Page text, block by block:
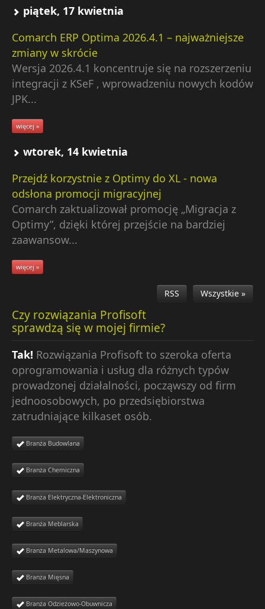
piątek, 17 kwietnia
Comarch ERP Optima 2026.4.1 – najważniejsze
zmiany w skrócie
Wersja 2026.4.1 koncentruje się na rozszerzeniu
integracji z KSeF , wprowadzeniu nowych kodów
JPK...
więcej »
wtorek, 14 kwietnia
Przejdź korzystnie z Optimy do XL - nowa
odsłona promocji migracyjnej
Comarch zaktualizował promocję „Migracja z
Optimy”, dzięki której przejście na bardziej
zaawansow...
więcej »
RSS Wszystkie »
Czy rozwiązania Profisoft
sprawdzą się w mojej firmie?
Tak! Rozwiązania Profisoft to szeroka oferta
oprogramowania i usług dla różnych typów
prowadzonej działalności, począwszy od firm
jednoosobowych, po przedsiębiorstwa
zatrudniające kilkaset osób.
Branża Budowlana
Branża Chemiczna
Branża Elektryczna-Elektroniczna
Branża Meblarska
Branża Metalowa/Maszynowa
Branża Mięsna
Branża Odzieżowo-Obuwnicza